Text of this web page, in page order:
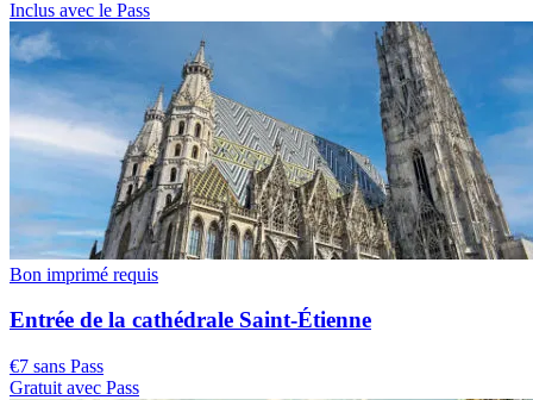
Inclus avec le Pass
Bon imprimé requis
Entrée de la cathédrale Saint-Étienne
€7 sans Pass
Gratuit avec Pass